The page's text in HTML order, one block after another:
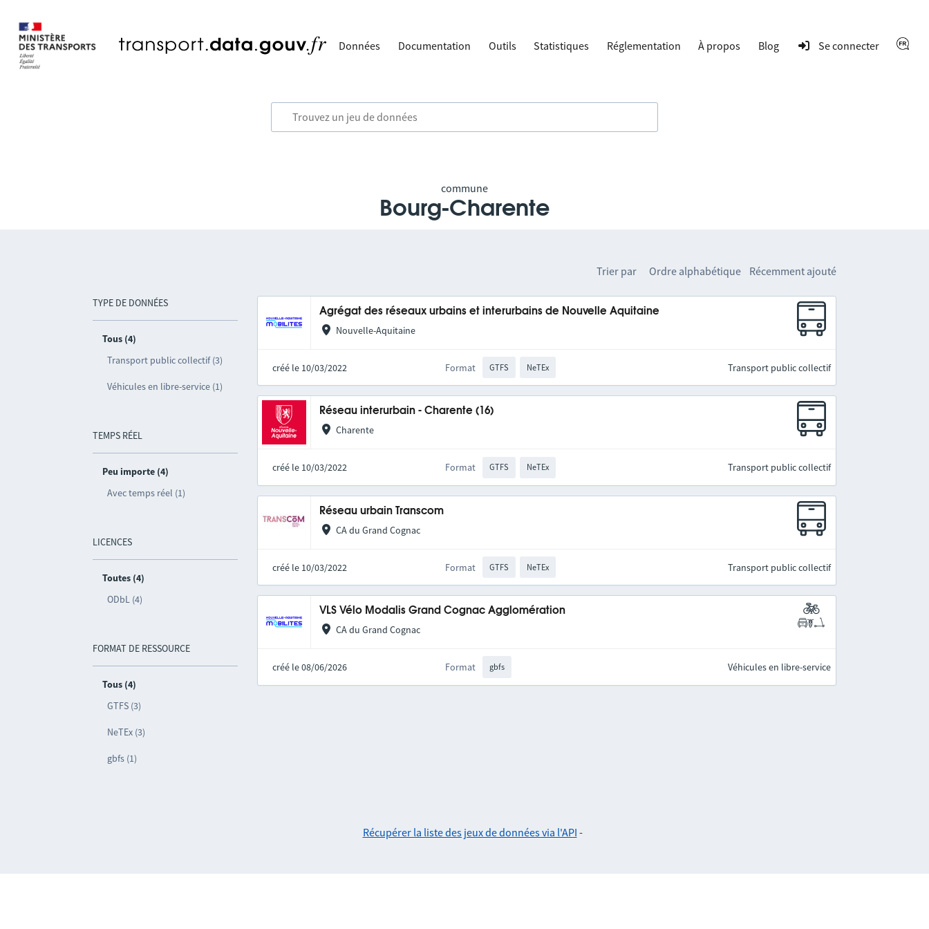
Données Documentation Outils Statistiques Réglementation À propos Blog Se connecter
commune
Bourg-Charente
TYPE DE DONNÉES
Tous (4)
Transport public collectif (3)
Véhicules en libre-service (1)
TEMPS RÉEL
Peu importe (4)
Avec temps réel (1)
LICENCES
Toutes (4)
ODbL (4)
FORMAT DE RESSOURCE
Tous (4)
GTFS (3)
NeTEx (3)
gbfs (1)
Trier par Ordre alphabétique Récemment ajouté
Agrégat des réseaux urbains et interurbains de Nouvelle Aquitaine
Nouvelle-Aquitaine
créé le 10/03/2022 Format GTFS NeTEx Transport public collectif
Réseau interurbain - Charente (16)
Charente
créé le 10/03/2022 Format GTFS NeTEx Transport public collectif
Réseau urbain Transcom
CA du Grand Cognac
créé le 10/03/2022 Format GTFS NeTEx Transport public collectif
VLS Vélo Modalis Grand Cognac Agglomération
CA du Grand Cognac
créé le 08/06/2026 Format gbfs Véhicules en libre-service
Récupérer la liste des jeux de données via l'API -